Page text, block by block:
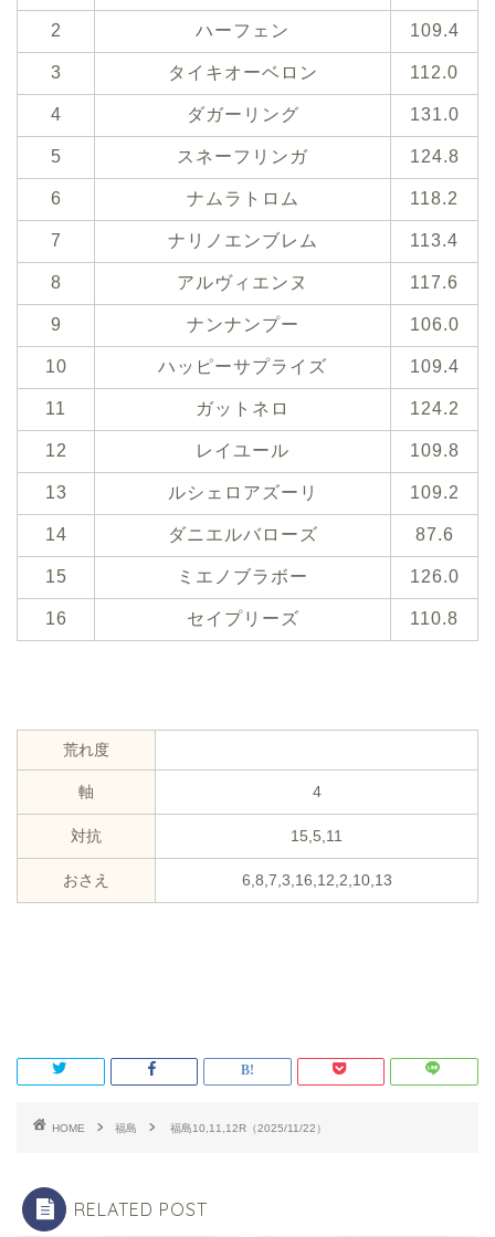
2 ハーフェン 109.4
3 タイキオーベロン 112.0
4 ダガーリング 131.0
5 スネーフリンガ 124.8
6 ナムラトロム 118.2
7 ナリノエンブレム 113.4
8 アルヴィエンヌ 117.6
9 ナンナンプー 106.0
10 ハッピーサプライズ 109.4
11 ガットネロ 124.2
12 レイユール 109.8
13 ルシェロアズーリ 109.2
14 ダニエルバローズ 87.6
15 ミエノブラボー 126.0
16 セイプリーズ 110.8
荒れ度
軸 4
対抗 15,5,11
おさえ 6,8,7,3,16,12,2,10,13
HOME 福島 福島10,11,12R（2025/11/22）
RELATED POST